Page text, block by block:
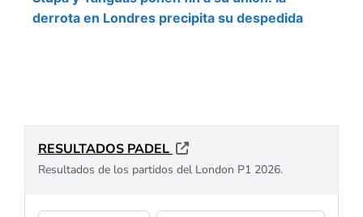
derrota en Londres precipita su despedida